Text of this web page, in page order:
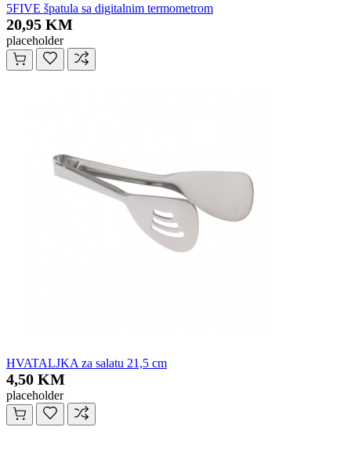
5FIVE špatula sa digitalnim termometrom
20,95 KM
placeholder
HVATALJKA za salatu 21,5 cm
4,50 KM
placeholder